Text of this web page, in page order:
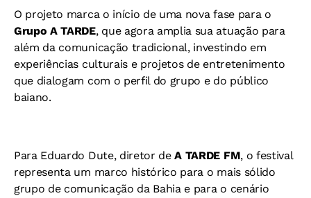
O projeto marca o início de uma nova fase para o
Grupo A TARDE, que agora amplia sua atuação para
além da comunicação tradicional, investindo em
experiências culturais e projetos de entretenimento
que dialogam com o perfil do grupo e do público
baiano.
Para Eduardo Dute, diretor deA TARDE FM, o festival
representa um marco histórico para o mais sólido
grupo de comunicação da Bahia e para o cenário